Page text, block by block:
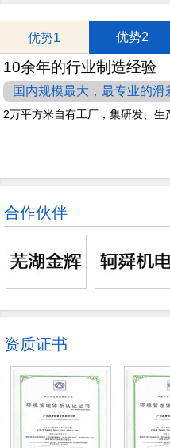
优势1 优势2
10余年的行业制造经验
国内规模最大，最专业的滑
2万平方米自有工厂，集研发、生
合作伙伴
资质证书